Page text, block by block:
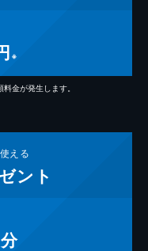
※
金が発生します。
える
ント